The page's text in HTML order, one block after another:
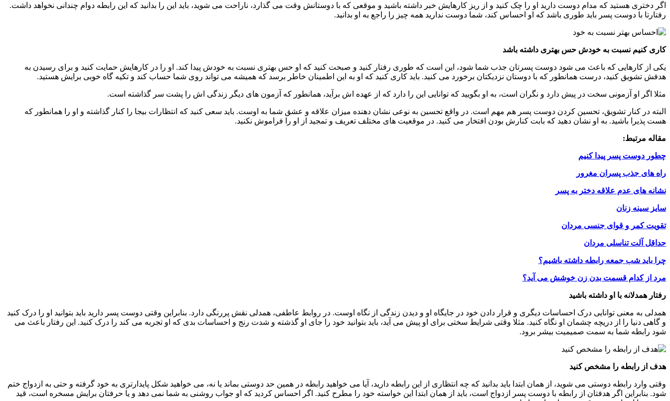
اگر دختری هستید که مدام دوست دارید او را چک کنید و از ریز کارهایش خبر داشته باشید و موقعی که با دوستانش وقت می گذارد، ناراحت می شوید، باید این را بدانید که این رابطه دوام چندانی نخواهد داشت.
رفتارتا با دوست پسر باید طوری باشد که او احساس کند، شما دوست ندارید همه چیز را راجع به او بدانید.
کاری کنیم نسبت به خودش حس بهتری داشته باشد
یکی از کارهایی که باعث می شود دوست پسرتان جذب شما شود، این است که طوری رفتار کنید و صبحت کنید که او حس بهتری نسبت به خودش پیدا کند. او را در کارهایش حمایت کنید و برای رسیدن به
هدفش تشویق کنید، درست همانطور که با دوستان نزدیکتان برخورد می کنید. باید کاری کنید که او به این اطمینان خاطر برسد که همیشه می تواند روی شما حساب کند و تکیه گاه خوبی برایش هستید.
مثلا اگر او آزمونی سخت در پیش دارد و نگران است، به او بگویید که توانایی این را دارد که از عهده اش برآید، همانطور که آزمون های دیگر زندگی اش را پشت سر گذاشته است.
البته در کنار تشویق، تحسین کردن دوست پسر هم مهم است. در واقع تحسین به نوعی نشان دهنده میزان علاقه و عشق شما به اوست. باید سعی کنید که انتظارات بیجا را کنار گذاشته و او را همانطور که
هست پذیرا باشید. به او نشان دهید که بابت کنارش بودن افتخار می کنید. در موقعیت های مختلف تعریف و تمجید از او را فراموش نکنید.
مقاله مرتبط:
چطور دوست پسر پیدا کنیم
راه های جذب پسران مغرور
نشانه های عدم علاقه دختر به پسر
سایز سینه زنان
تقویت کمر و قوای جنسی مردان
حداقل آلت تناسلی مردان
چرا باید شب جمعه رابطه داشته باشیم؟
مرد از کدام قسمت بدن زن خوشش می آید؟
رفتار همدلانه با او داشته باشید
همدلی به معنی توانایی درک احساسات دیگری و قرار دادن خود در جایگاه او و دیدن زندگی از نگاه اوست. در روابط عاطفی، همدلی نقش پررنگی دارد. بنابراین وقتی دوست پسر دارید باید بتوانید او را درک کنید
و گاهی دنیا را از دریچه چشمان او نگاه کنید. مثلا وقتی شرایط سختی برای او پیش می آید، باید بتوانید خود را جای او گذشته و شدت رنج و احساسات بدی که او تجربه می کند را درک کنید. این رفتار باعث می
شود رابطه شما به سمت صمیمیت بیشر برود.
هدف از رابطه را مشخص کنید
وقتی وارد رابطه دوستی می شوید، از همان ابتدا باید بدانید که چه انتظاری از این رابطه دارید، آیا می خواهید رابطه در همین حد دوستی بماند یا نه، می خواهید شکل پایدارتری به خود گرفته و حتی به ازدواج ختم
شود. بنابراین اگر هدفتان از رابطه با دوست پسر ازدواج است، باید از همان ابتدا این خواسته خود را مطرح کنید. اگر احساس کردید که او جواب روشنی به شما نمی دهد و یا حرفتان برایش مسخره است، قید